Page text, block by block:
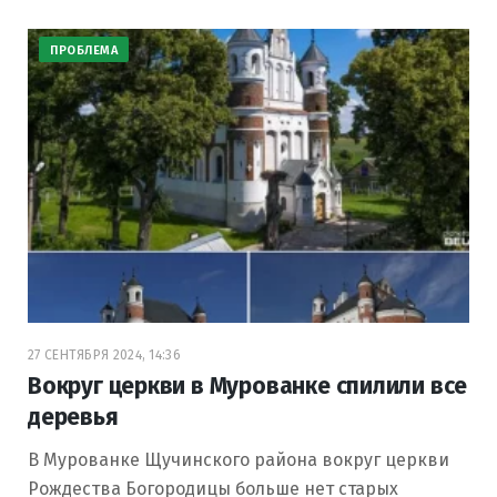
ПРОБЛЕМА
27 СЕНТЯБРЯ 2024, 14:36
Вокруг церкви в Мурованке спилили все
деревья
В Мурованке Щучинского района вокруг церкви
Рождества Богородицы больше нет старых